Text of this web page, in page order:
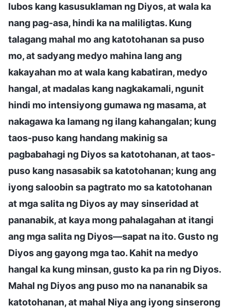
lubos kang kasusuklaman ng Diyos, at wala ka
nang pag-asa, hindi ka na maliligtas. Kung
talagang mahal mo ang katotohanan sa puso
mo, at sadyang medyo mahina lang ang
kakayahan mo at wala kang kabatiran, medyo
hangal, at madalas kang nagkakamali, ngunit
hindi mo intensiyong gumawa ng masama, at
nakagawa ka lamang ng ilang kahangalan; kung
taos-puso kang handang makinig sa
pagbabahagi ng Diyos sa katotohanan, at taos-
puso kang nasasabik sa katotohanan; kung ang
iyong saloobin sa pagtrato mo sa katotohanan
at mga salita ng Diyos ay may sinseridad at
pananabik, at kaya mong pahalagahan at itangi
ang mga salita ng Diyos—sapat na ito. Gusto ng
Diyos ang gayong mga tao. Kahit na medyo
hangal ka kung minsan, gusto ka pa rin ng Diyos.
Mahal ng Diyos ang puso mo na nananabik sa
katotohanan, at mahal Niya ang iyong sinserong